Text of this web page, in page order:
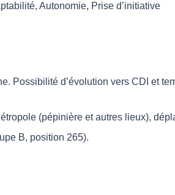
Autonomie, Prise d’initiative
Possibilité d’évolution vers CDI et
(pépinière et autres lieux),
B, position 265).